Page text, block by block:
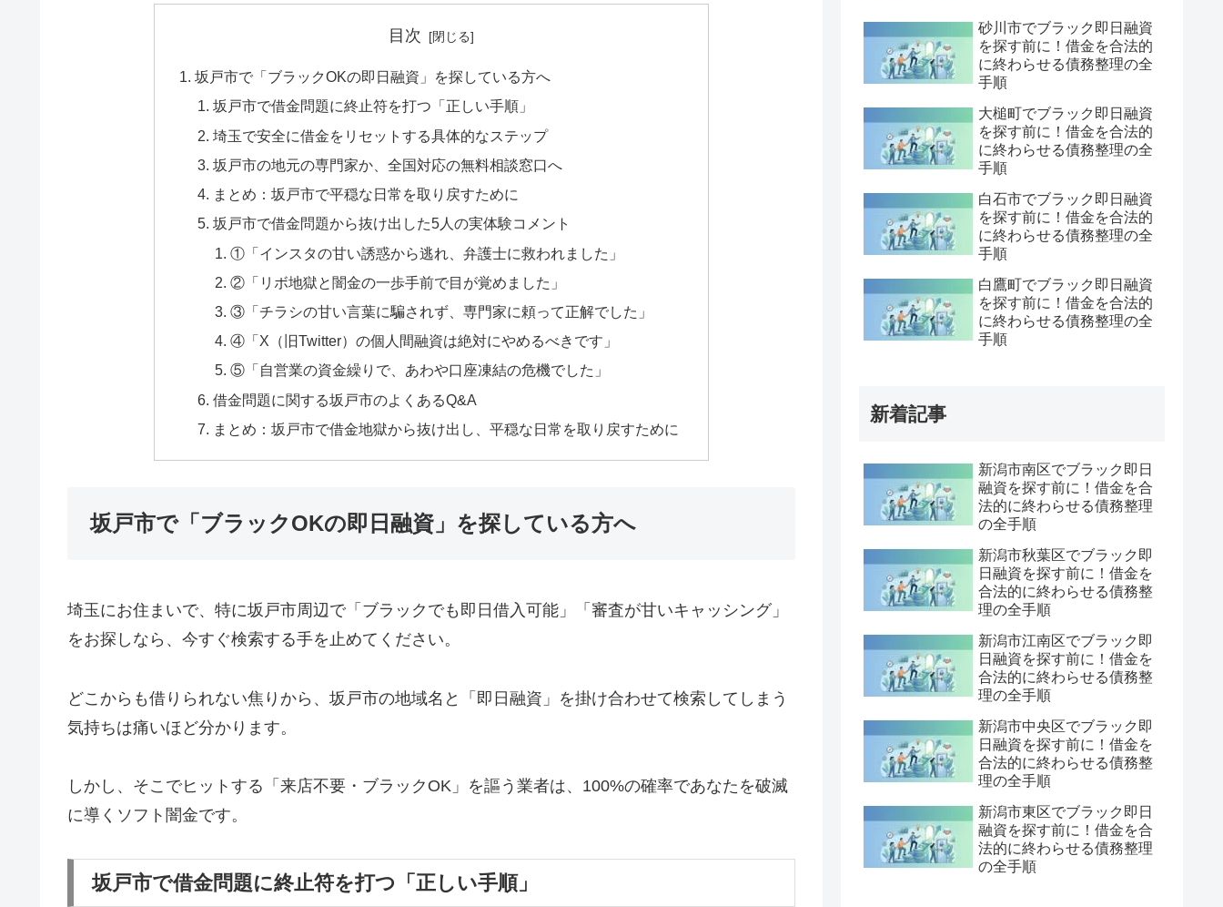
目次
坂戸市で「ブラックOKの即日融資」を探している方へ
坂戸市で借金問題に終止符を打つ「正しい手順」
埼玉で安全に借金をリセットする具体的なステップ
坂戸市の地元の専門家か、全国対応の無料相談窓口へ
まとめ：坂戸市で平穏な日常を取り戻すために
坂戸市で借金問題から抜け出した5人の実体験コメント
①「インスタの甘い誘惑から逃れ、弁護士に救われました」
②「リボ地獄と闇金の一歩手前で目が覚めました」
③「チラシの甘い言葉に騙されず、専門家に頼って正解でした」
④「X（旧Twitter）の個人間融資は絶対にやめるべきです」
⑤「自営業の資金繰りで、あわや口座凍結の危機でした」
借金問題に関する坂戸市のよくあるQ&A
まとめ：坂戸市で借金地獄から抜け出し、平穏な日常を取り戻すために
坂戸市で「ブラックOKの即日融資」を探している方へ
埼玉にお住まいで、特に坂戸市周辺で「ブラックでも即日借入可能」「審査が甘いキャッシング」
をお探しなら、今すぐ検索する手を止めてください。
どこからも借りられない焦りから、坂戸市の地域名と「即日融資」を掛け合わせて検索してしまう
気持ちは痛いほど分かります。
しかし、そこでヒットする「来店不要・ブラックOK」を謳う業者は、100%の確率であなたを破滅
に導くソフト闇金です。
坂戸市で借金問題に終止符を打つ「正しい手順」
砂川市でブラック即日融資
を探す前に！借金を合法的
に終わらせる債務整理の全
手順
大槌町でブラック即日融資
を探す前に！借金を合法的
に終わらせる債務整理の全
手順
白石市でブラック即日融資
を探す前に！借金を合法的
に終わらせる債務整理の全
手順
白鷹町でブラック即日融資
を探す前に！借金を合法的
に終わらせる債務整理の全
手順
新着記事
新潟市南区でブラック即日
融資を探す前に！借金を合
法的に終わらせる債務整理
の全手順
新潟市秋葉区でブラック即
日融資を探す前に！借金を
合法的に終わらせる債務整
理の全手順
新潟市江南区でブラック即
日融資を探す前に！借金を
合法的に終わらせる債務整
理の全手順
新潟市中央区でブラック即
日融資を探す前に！借金を
合法的に終わらせる債務整
理の全手順
新潟市東区でブラック即日
融資を探す前に！借金を合
法的に終わらせる債務整理
の全手順